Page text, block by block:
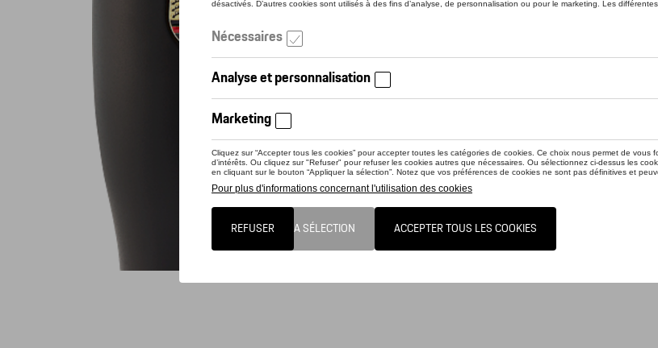
Référence: WAP0500680M002
Contactez votre concessionnaire pour commander
Thermos en acier inoxydable de haute qualité à double paroi, avec un
l'extérieur. Le mug garde les boissons chaudes au chaud et les boissons